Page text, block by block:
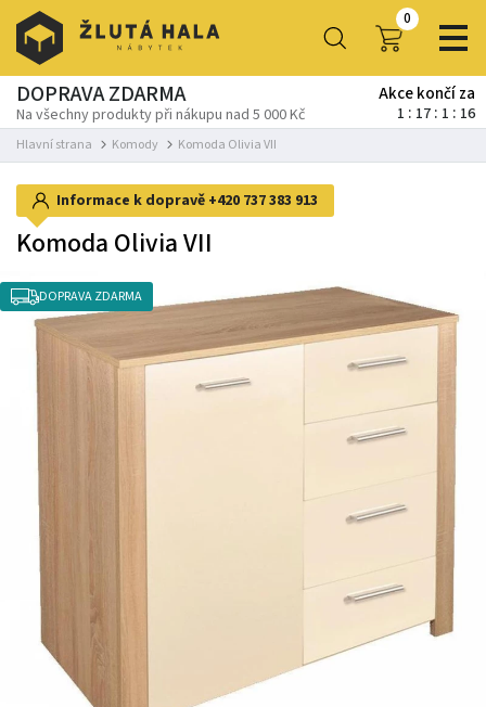
0
DOPRAVA ZDARMA
Na všechny produkty při nákupu nad 5 000 Kč
Akce končí za
1 17 1 16
Hlavní strana Komody Komoda Olivia VII
Informace k dopravě +420 737 383 913
Komoda Olivia VII
DOPRAVA ZDARMA